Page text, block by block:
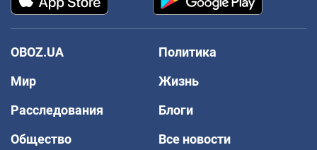
OBOZ.UA
Политика
Мир
Жизнь
Расследования
Блоги
Общество
Все новости